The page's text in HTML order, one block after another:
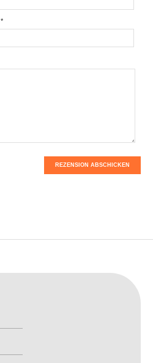
*
REZENSION ABSCHICKEN